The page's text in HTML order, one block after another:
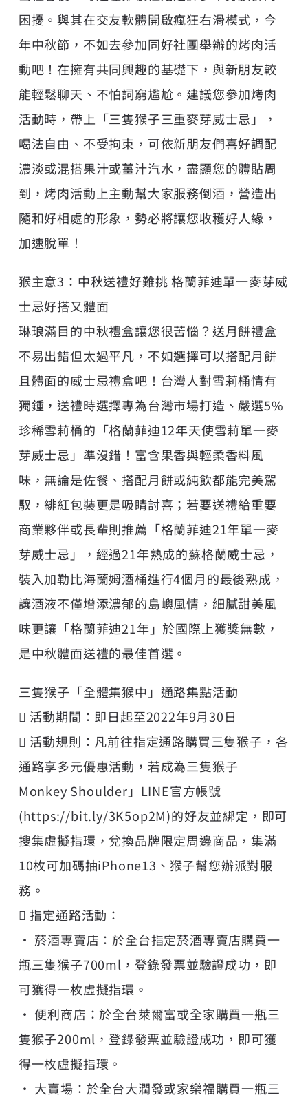
困擾。與其在交友軟體開啟瘋狂右滑模式，今
年中秋節，不如去參加同好社團舉辦的烤肉活
動吧！在擁有共同興趣的基礎下，與新朋友較
能輕鬆聊天、不怕詞窮尷尬。建議您參加烤肉
活動時，帶上「三隻猴子三重麥芽威士忌」，
喝法自由、不受拘束，可依新朋友們喜好調配
濃淡或混搭果汁或薑汁汽水，盡顯您的體貼周
到，烤肉活動上主動幫大家服務倒酒，營造出
隨和好相處的形象，勢必將讓您收穫好人緣，
加速脫單！
猴主意3：中秋送禮好難挑 格蘭菲迪單一麥芽威
士忌好搭又體面
琳琅滿目的中秋禮盒讓您很苦惱？送月餅禮盒
不易出錯但太過平凡，不如選擇可以搭配月餅
且體面的威士忌禮盒吧！台灣人對雪莉桶情有
獨鍾，送禮時選擇專為台灣市場打造、嚴選5%
珍稀雪莉桶的「格蘭菲迪12年天使雪莉單一麥
芽威士忌」準沒錯！富含果香與輕柔香料風
味，無論是佐餐、搭配月餅或純飲都能完美駕
馭，緋紅包裝更是吸睛討喜；若要送禮給重要
商業夥伴或長輩則推薦「格蘭菲迪21年單一麥
芽威士忌」，經過21年熟成的蘇格蘭威士忌，
裝入加勒比海蘭姆酒桶進行4個月的最後熟成，
讓酒液不僅增添濃郁的島嶼風情，細膩甜美風
味更讓「格蘭菲迪21年」於國際上獲獎無數，
是中秋體面送禮的最佳首選。
三隻猴子「全體集猴中」通路集點活動
 活動期間：即日起至2022年9月30日
 活動規則：凡前往指定通路購買三隻猴子，各
通路享多元優惠活動，若成為三隻猴子
Monkey Shoulder」LINE官方帳號
(https://bit.ly/3K5op2M)的好友並綁定，即可
搜集虛擬指環，兌換品牌限定周邊商品，集滿
10枚可加碼抽iPhone13、猴子幫您辦派對服
務。
 指定通路活動：
• 菸酒專賣店：於全台指定菸酒專賣店購買一
瓶三隻猴子700ml，登錄發票並驗證成功，即
可獲得一枚虛擬指環。
• 便利商店：於全台萊爾富或全家購買一瓶三
隻猴子200ml，登錄發票並驗證成功，即可獲
得一枚虛擬指環。
• 大賣場：於全台大潤發或家樂福購買一瓶三